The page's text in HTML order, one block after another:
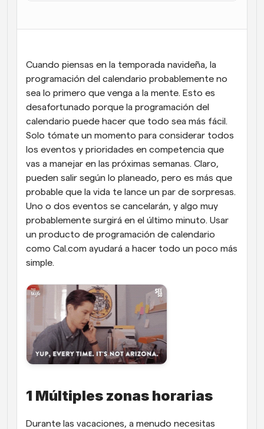
Programación potenciadda con llamadas
impulsadas por IA
Automatiza la programación y los recordatorios
Mantente al día con las últimas noticias y
actualizaciones
Reuniones Instantáneas
Enlaces de Grupo Dinámico
Webhooks
Cuando piensas en la temporada navideña, la
programación del calendario probablemente no
sea lo primero que venga a la mente. Esto es
desafortunado porque la programación del
calendario puede hacer que todo sea más fácil.
Solo tómate un momento para considerar todos
los eventos y prioridades en competencia que
vas a manejar en las próximas semanas. Claro,
pueden salir según lo planeado, pero es más que
probable que la vida te lance un par de sorpresas.
Uno o dos eventos se cancelarán, y algo muy
probablemente surgirá en el último minuto. Usar
un producto de programación de calendario
como Cal.com ayudará a hacer todo un poco más
simple.
1 Múltiples zonas horarias
Durante las vacaciones, a menudo necesitas